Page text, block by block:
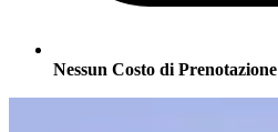
Nessun Costo di Prenotazione